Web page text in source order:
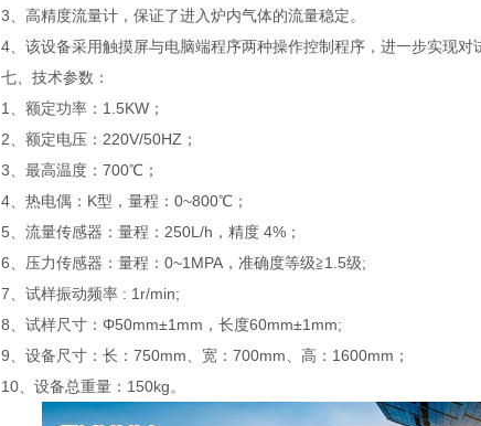
3、高精度流量计，保证了进入炉内气体的流量稳定。
4、该设备采用触摸屏与电脑端程序两种操作控制程序，进一步实现对
七、技术参数：
1、额定功率：1.5KW；
2、额定电压：220V/50HZ；
3、最高温度：700℃；
4、热电偶：K型，量程：0~800℃；
5、流量传感器：量程：250L/h，精度 4%；
6、压力传感器：量程：0~1MPA，准确度等级≧1.5级;
7、试样振动频率 : 1r/min;
8、试样尺寸：Φ50mm±1mm，长度60mm±1mm;
9、设备尺寸：长：750mm、宽：700mm、高：1600mm；
10、设备总重量：150kg。